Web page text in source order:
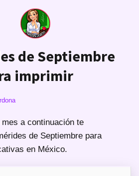
de Septiembre
imprimir
a continuación te
de Septiembre para
en México.